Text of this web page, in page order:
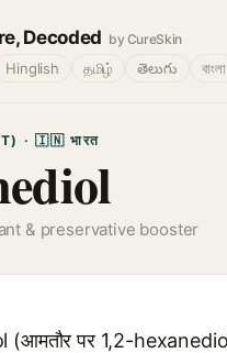
Decoded by CureSkin
Hinglish தமிழ் తెలుగు বাংলা
· 🇮🇳 भारत
& preservative booster
पर 1,2-hexanediol)